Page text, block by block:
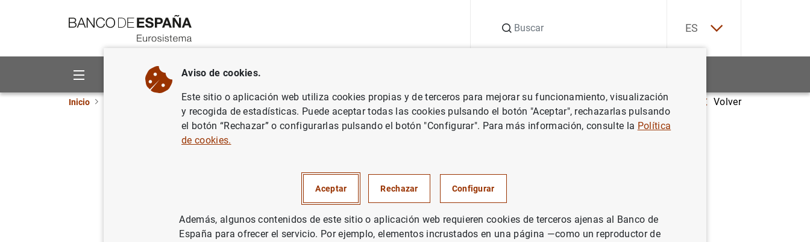
ES
Sobre el Banco Áreas de actuación
Inicio Noticias del Banco Central Europeo Notas de prensa del Banco Central Europeo Objetivos de género del BCE: evaluación intermediaVolver
Objetivos de género del BCE: evaluación
Aviso de cookies.
Este sitio o aplicación web utiliza cookies propias y de terceros para mejorar su funcionamiento, visualización
y recogida de estadísticas. Puede aceptar todas las cookies pulsando el botón "Aceptar", rechazarlas pulsando
el botón “Rechazar” o configurarlas pulsando el botón "Configurar". Para más información, consulte la Política
de cookies.
Aceptar Rechazar Configurar
Además, algunos contenidos de este sitio o aplicación web requieren cookies de terceros ajenas al Banco de
España para ofrecer el servicio. Por ejemplo, elementos incrustados en una página —como un reproductor de